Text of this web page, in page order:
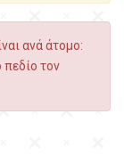
ανά άτομο:
τον